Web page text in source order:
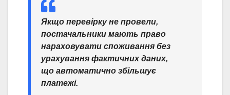
Якщо перевірку не провели,
постачальники мають право
нараховувати споживання без
урахування фактичних даних,
що автоматично збільшує
платежі.